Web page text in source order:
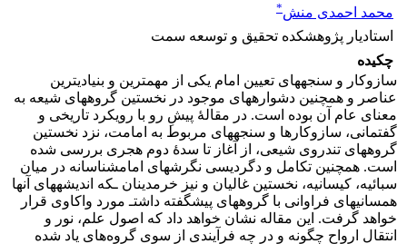
محمد احمدی منش*
استادیار پژوهشکده تحقیق و توسعه سمت
چکیده
سازوکار و سنجه­های تعیین امام یکی از مهمترین و بنیادی­ترین
عناصر و همچنین دشواره­های موجود در نخستین گروه­های شیعه به
معنای عام آن بوده است. در مقالۀ پیشِ رو با رویکرد تاریخی و
گفتمانی، سازوکارها و سنجه­های مربوط به امامت، نزد نخستین
گروه­های تندروی شیعی، از آغاز تا سدۀ دوم هجری بررسی شده
است. همچنین تکامل و دگردیسی نگرش­های امام­شناسانه در میان
سبائیه، کیسانیه، نخستین غالیان و نیز خرمدینان ـ­که اندیشه­های آنها
همسانی­های فراوانی با گروه­های پیش­گفته داشت­ـ مورد واکاوی قرار
خواهد گرفت. این مقاله نشان خواهد داد که اصول علم، نور و
انتقال ارواح چگونه و در چه فرآیندی از سوی گروه‌های یاد شده